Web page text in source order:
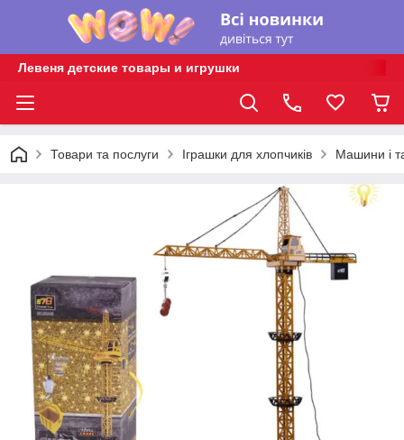
Левеня детские товары и игрушки
Товари та послуги Іграшки для хлопчиків Машини і